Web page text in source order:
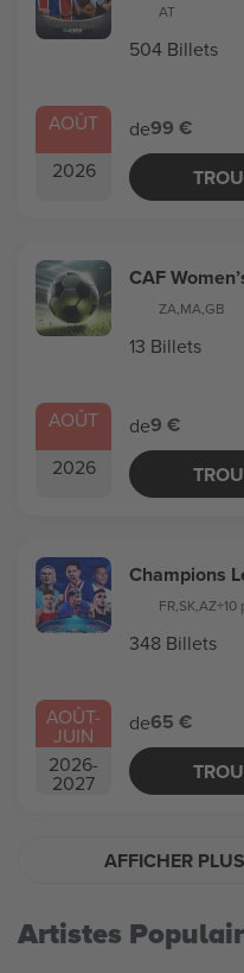
AOÛT
2026
AT
504 Billets
de99 €
AOÛT
2026
CAF
ZA,MA,GB
13 Billets
de9 €
AOÛT-
JUIN
2026-
2027
Champions
FR,SK,AZ+10
348 Billets
de65 €
AFFICHER PLUS
Artistes